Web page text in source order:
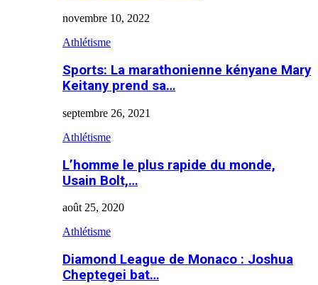
novembre 10, 2022
Athlétisme
Sports: La marathonienne kényane Mary
Keitany prend sa…
septembre 26, 2021
Athlétisme
L’homme le plus rapide du monde,
Usain Bolt,…
août 25, 2020
Athlétisme
Diamond League de Monaco : Joshua
Cheptegei bat…